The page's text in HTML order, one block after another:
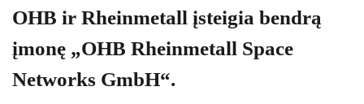
OHB ir Rheinmetall įsteigia bendrą
įmonę „OHB Rheinmetall Space
Networks GmbH“.